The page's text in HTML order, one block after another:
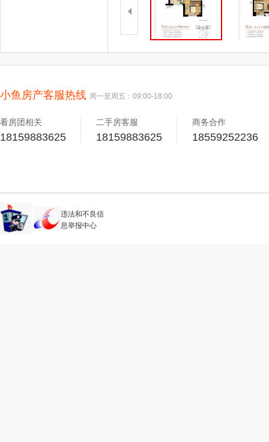
小鱼房产客服热线 周一至周五：09:00-18:00
看房团相关
18159883625
二手房客服
18159883625
商务合作
18559252236
违法和不良信
息举报中心